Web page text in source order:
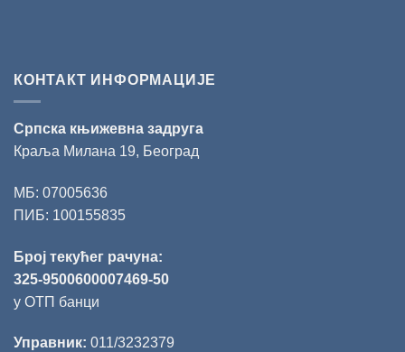
КОНТАКТ ИНФОРМАЦИЈЕ
Српска књижевна задруга
Краља Милана 19, Београд
МБ: 07005636
ПИБ: 100155835
Број текућег рачуна:
325-9500600007469-50
у ОТП банци
Управник: 011/3232379